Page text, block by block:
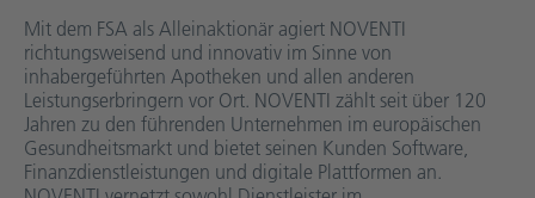
Mit dem FSA als Alleinaktionär agiert NOVENTI
richtungsweisend und innovativ im Sinne von
inhabergeführten Apotheken und allen anderen
Leistungserbringern vor Ort. NOVENTI zählt seit über 120
Jahren zu den führenden Unternehmen im europäischen
Gesundheitsmarkt und bietet seinen Kunden Software,
Finanzdienstleistungen und digitale Plattformen an.